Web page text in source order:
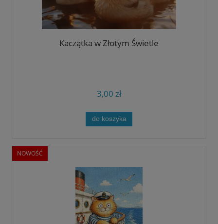
Kaczątka w Złotym Świetle
3,00 zł
do koszyka
NOWOŚĆ